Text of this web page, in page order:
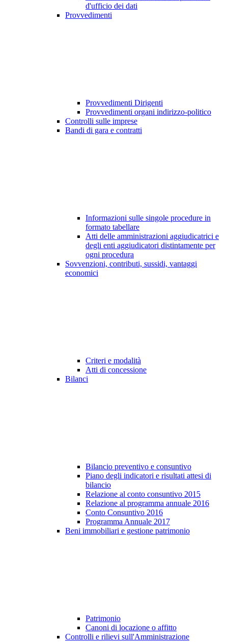
d'ufficio dei dati
Provvedimenti
Provvedimenti Dirigenti
Provvedimenti organi indirizzo-politico
Controlli sulle imprese
Bandi di gara e contratti
Informazioni sulle singole procedure in
formato tabellare
Atti delle amministrazioni aggiudicatrici e
degli enti aggiudicatori distintamente per
ogni procedura
Sovvenzioni, contributi, sussidi, vantaggi
economici
Criteri e modalità
Atti di concessione
Bilanci
Bilancio preventivo e consuntivo
Piano degli indicatori e risultati attesi di
bilancio
Relazione al conto consuntivo 2015
Relazione al programma annuale 2016
Conto Consuntivo 2016
Programma Annuale 2017
Beni immobiliari e gestione patrimonio
Patrimonio
Canoni di locazione o affitto
Controlli e rilievi sull'Amministrazione